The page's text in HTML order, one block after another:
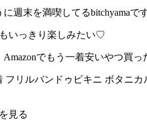
週末を満喫してるbitchyamaで
いっきり楽しみたい♡
でもう一着安いやつ買っ
フリルバンドゥビキニ ボタニ
見る